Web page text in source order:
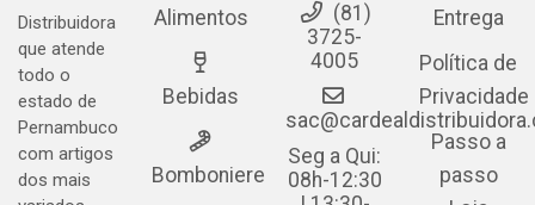
Distribuidora
que atende
todo o
estado de
Pernambuco
com artigos
dos mais
Alimentos
Bebidas
Bomboniere
(81)
3725-
4005
Seg a Qui:
08h-12:30
Entrega
Política de
Privacidade
Passo a
passo